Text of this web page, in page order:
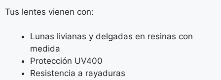
Tus lentes vienen con:
Lunas livianas y delgadas en resinas con
medida
Protección UV400
Resistencia a rayaduras